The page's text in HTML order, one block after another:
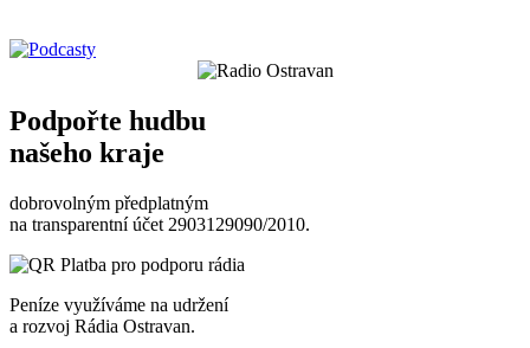
Podpořte hudbu
našeho kraje
dobrovolným předplatným
na transparentní účet 2903129090/2010.
Peníze využíváme na udržení
a rozvoj Rádia Ostravan.